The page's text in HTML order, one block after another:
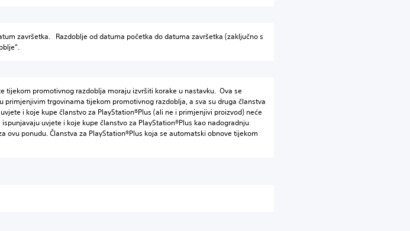
završetka. Razdoblje od datuma početka do datuma završetka (zaključno s
tijekom promotivnog razdoblja moraju izvršiti korake u nastavku. Ova se
primjenjivim trgovinama tijekom promotivnog razdoblja, a sva su druga članstva
i koje kupe članstvo za PlayStation®Plus (ali ne i primjenjivi proizvod) neće
uvjete i koje kupe članstvo za PlayStation®Plus kao nadogradnju
ovu ponudu. Članstva za PlayStation®Plus koja se automatski obnove tijekom